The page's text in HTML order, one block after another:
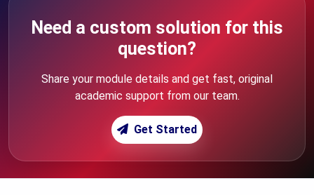
Need a custom solution for this
question?
Share your module details and get fast, original
academic support from our team.
Get Started